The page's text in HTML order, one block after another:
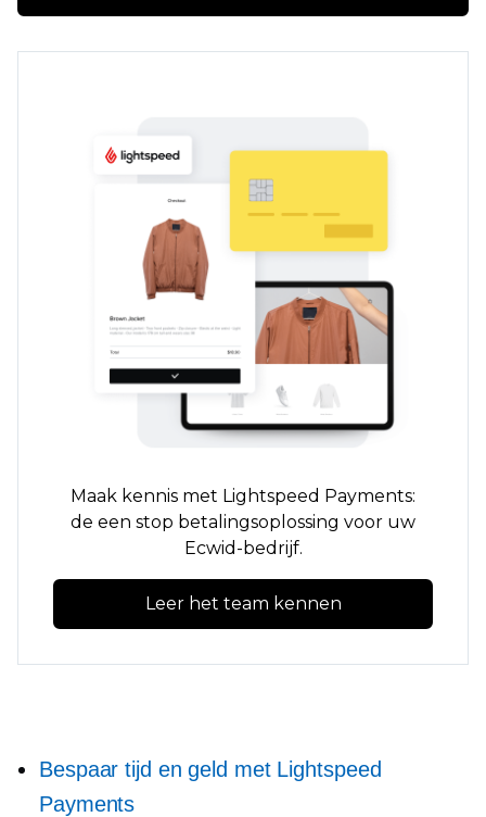
Maak kennis met Lightspeed Payments:
de een stop betalingsoplossing voor uw
Ecwid-bedrijf.
Leer het team kennen
Bespaar tijd en geld met Lightspeed
Payments